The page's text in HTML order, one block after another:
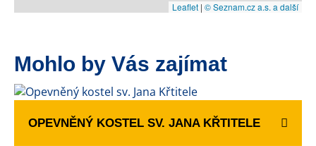
Leaflet | © Seznam.cz a.s. a další
Mohlo by Vás zajímat
OPEVNĚNÝ KOSTEL SV. JANA KŘTITELE